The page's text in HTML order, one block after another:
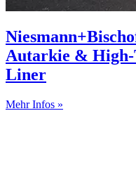
Autarkie & High-
Liner
Mehr Infos »